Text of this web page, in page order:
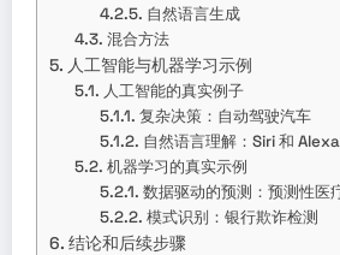
自然语言生成
混合方法
人工智能与机器学习示例
人工智能的真实例子
复杂决策：自动驾驶汽车
自然语言理解：Siri 和
机器学习的真实示例
数据驱动的预测：预测性医
模式识别：银行欺诈检测
结论和后续步骤